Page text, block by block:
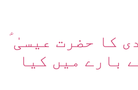
کا حضرت عیسیٰ
بارے میں کیا